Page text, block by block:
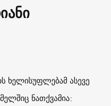
ხელისუფლებამ ასევე
ნათქვამია: